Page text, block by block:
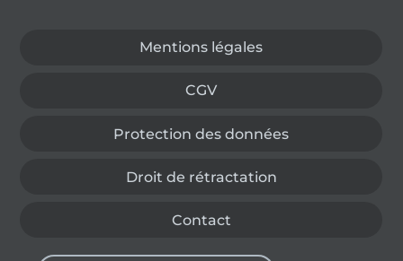
Mentions légales
CGV
Protection des données
Droit de rétractation
Contact